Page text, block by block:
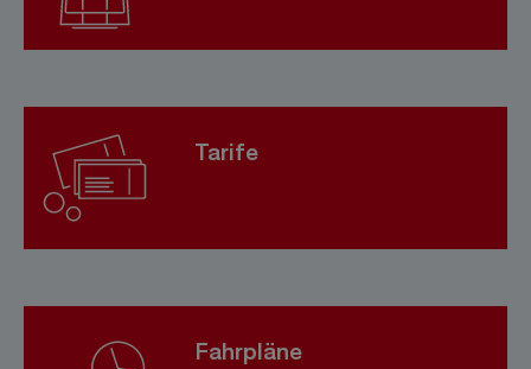
Tarife
Fahrpläne